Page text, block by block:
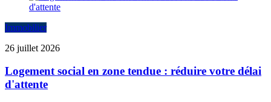
Immobilier
26 juillet 2026
Logement social en zone tendue : réduire votre délai
d'attente